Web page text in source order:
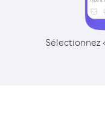
Sélectionnez